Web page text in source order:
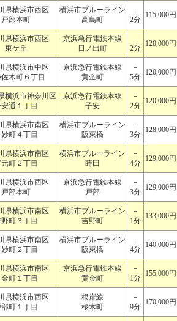
県横浜市西区
戸部本町
横浜市ブルーライン
高島町
－
2分
115,000円
県横浜市西区
東ケ丘
京浜急行電鉄本線
日ノ出町
－
2分
120,000円
県横浜市中区
木町６丁目
京浜急行電鉄本線
黄金町
－
5分
120,000円
横浜市神奈川区
通１丁目
京浜急行電鉄本線
子安
－
2分
120,000円
県横浜市南区
妙町４丁目
横浜市ブルーライン
阪東橋
－
3分
128,000円
県横浜市南区
町２丁目
横浜市ブルーライン
蒔田
－
4分
129,000円
県横浜市西区
戸部本町
京浜急行電鉄本線
戸部
－
3分
129,000円
県横浜市南区
町３丁目
横浜市ブルーライン
吉野町
－
1分
133,000円
県横浜市南区
妙町２丁目
横浜市ブルーライン
阪東橋
－
4分
140,000円
県横浜市南区
金町１丁目
京浜急行電鉄本線
黄金町
－
1分
155,000円
県横浜市西区
部町１丁目
根岸線
桜木町
－
9分
170,000円